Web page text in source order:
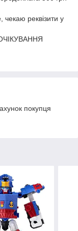
реквізити у
покупця